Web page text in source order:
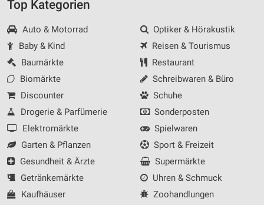
Top Kategorien
Auto & Motorrad
Baby & Kind
Baumärkte
Biomärkte
Discounter
Drogerie & Parfümerie
Elektromärkte
Garten & Pflanzen
Gesundheit & Ärzte
Getränkemärkte
Kaufhäuser
Optiker & Hörakustik
Reisen & Tourismus
Restaurant
Schreibwaren & Büro
Schuhe
Sonderposten
Spielwaren
Sport & Freizeit
Supermärkte
Uhren & Schmuck
Zoohandlungen